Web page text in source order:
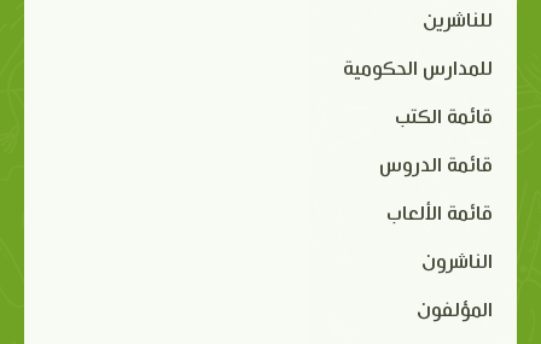
للناشرين
للمدارس الحكومية
قائمة الكتب
قائمة الدروس
قائمة الألعاب
الناشرون
المؤلفون